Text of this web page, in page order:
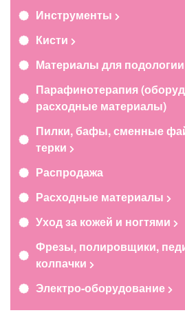
Инструменты
Кисти
Материалы для подологии
Парафинотерапия
расходные материалы)
Пилки, бафы, сменные
терки
Распродажа
Расходные материалы
Уход за кожей и ногтями
Фрезы, полировщики,
колпачки
Электро-оборудование